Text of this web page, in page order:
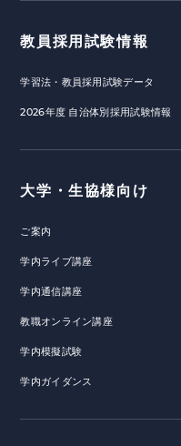
教員採用試験情報
学習法・教員採用試験データ
2026年度 自治体別採用試験情報
大学・生協様向け
ご案内
学内ライブ講座
学内通信講座
教職オンライン講座
学内模擬試験
学内ガイダンス